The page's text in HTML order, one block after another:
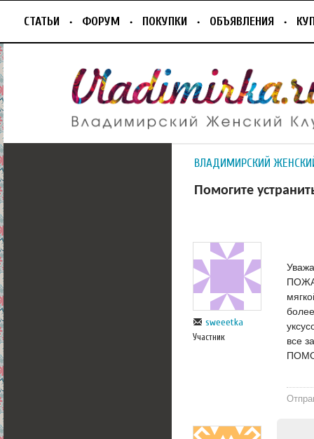
СТАТЬИ ФОРУМ ПОКУПКИ ОБЪЯВЛЕНИЯ
ВЛАДИМИРСКИЙ
Помогите
sweeetka
Участник
все